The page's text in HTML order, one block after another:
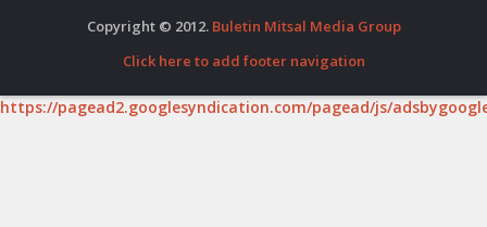
Copyright © 2012. Buletin Mitsal Media Group
Click here to add footer navigation
https://pagead2.googlesyndication.com/pagead/js/